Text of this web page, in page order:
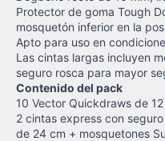
Protector de goma Tough
mosquetón inferior en la
Apto para uso en
Las cintas largas incluyen
seguro rosca para mayor
Contenido del pack
10 Vector Quickdraws de
2 cintas express con
de 24 cm + mosquetones